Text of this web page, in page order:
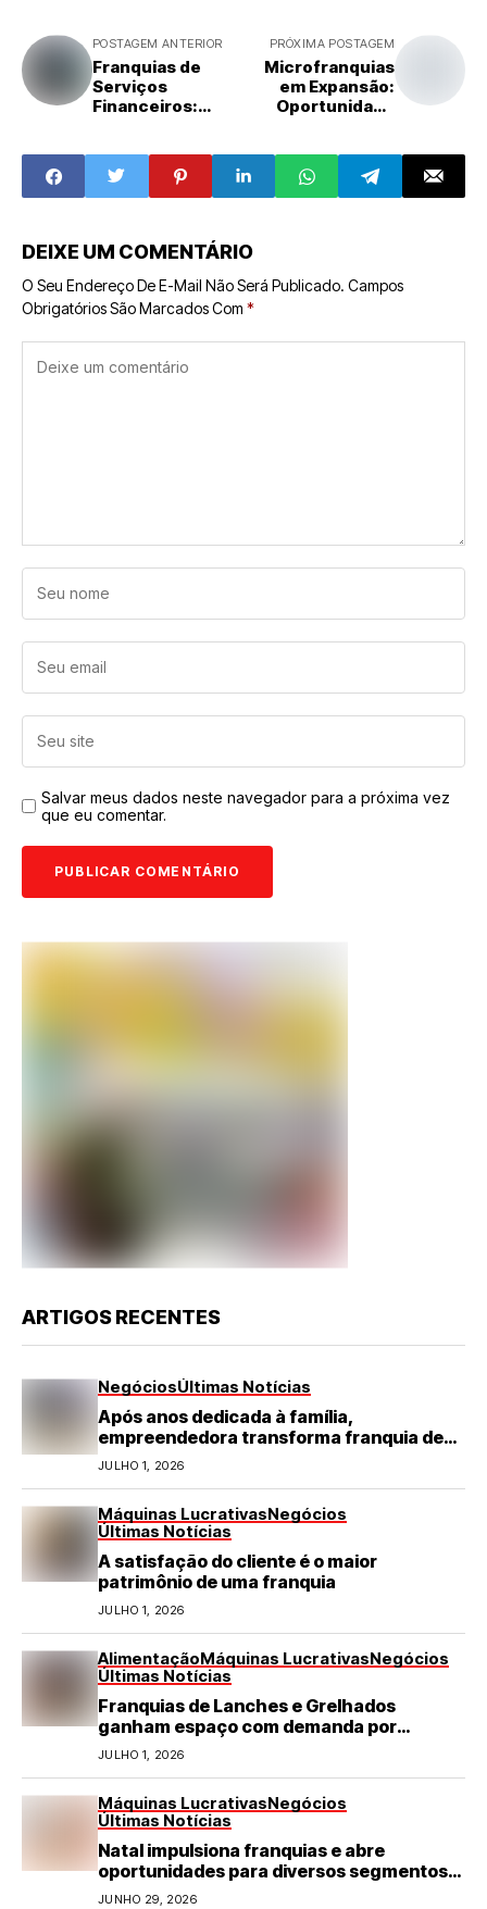
POSTAGEM ANTERIOR
Franquias de
Serviços
Financeiros:
no Brasil
PRÓXIMA POSTAGEM
Microfranquias
em Expansão:
Oportunidade
Transição
DEIXE UM COMENTÁRIO
O Seu Endereço De E-Mail Não Será Publicado. Campos
Obrigatórios São Marcados Com *
Salvar meus dados neste navegador para a próxima vez
que eu comentar.
ARTIGOS RECENTES
NegóciosÚltimas Notícias
Após anos dedicada à família,
empreendedora transforma franquia de
turismo em negócio de destaque no RN
JULHO 1, 2026
Máquinas LucrativasNegócios
Últimas Notícias
A satisfação do cliente é o maior
patrimônio de uma franquia
JULHO 1, 2026
AlimentaçãoMáquinas LucrativasNegócios
Últimas Notícias
Franquias de Lanches e Grelhados
ganham espaço com demanda por
refeições rápidas e de qualidade
JULHO 1, 2026
Máquinas LucrativasNegócios
Últimas Notícias
Natal impulsiona franquias e abre
oportunidades para diversos segmentos
do varejo
JUNHO 29, 2026